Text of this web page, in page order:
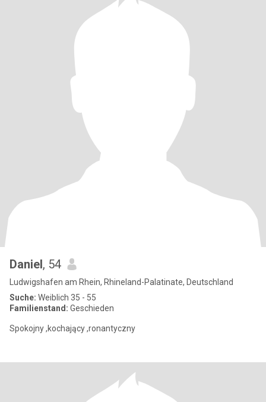
Daniel, 54
Ludwigshafen am Rhein, Rhineland-Palatinate, Deutschland
Suche: Weiblich 35 - 55
Familienstand: Geschieden
Spokojny ,kochający ,ronantyczny